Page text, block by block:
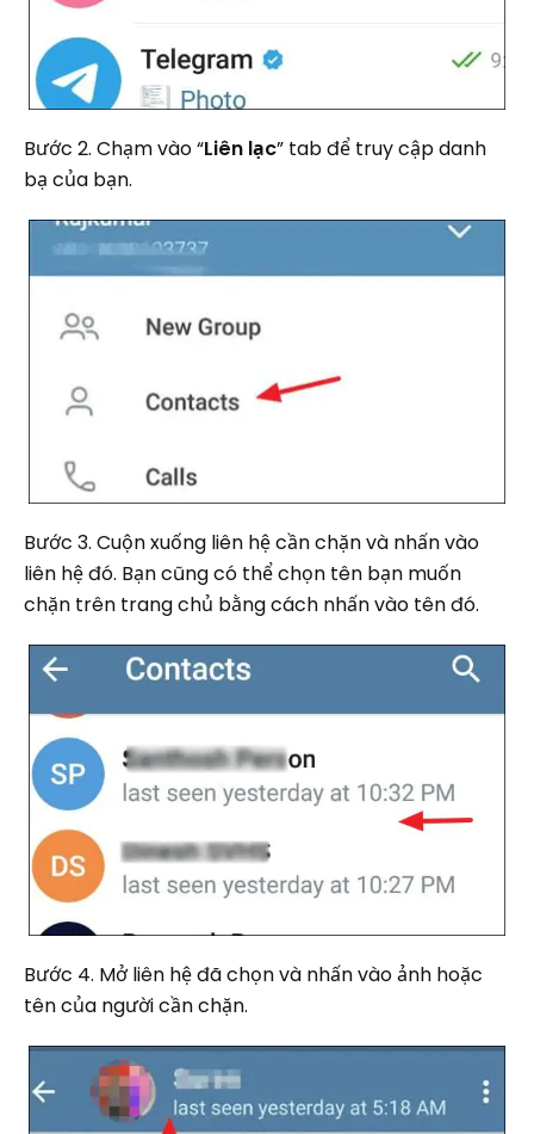
Bước 2. Chạm vào “Liên lạc” tab để truy cập danh
bạ của bạn.
Bước 3. Cuộn xuống liên hệ cần chặn và nhấn vào
liên hệ đó. Bạn cũng có thể chọn tên bạn muốn
chặn trên trang chủ bằng cách nhấn vào tên đó.
Bước 4. Mở liên hệ đã chọn và nhấn vào ảnh hoặc
tên của người cần chặn.